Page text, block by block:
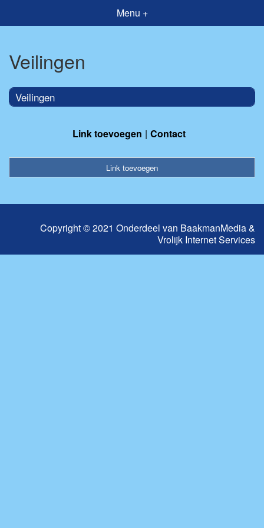
Menu +
Veilingen
Veilingen
Link toevoegen Contact
Link toevoegen
Copyright © 2021 Onderdeel van BaakmanMedia&
Vrolijk Internet Services